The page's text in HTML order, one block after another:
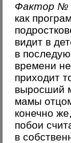
Фактор №
как
видит в
в
времени
приходит
выросший
мамы
конечно
побои
в